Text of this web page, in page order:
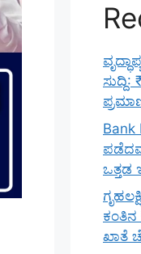
Bank
ಒತ್ತಡ
ಖಾತೆ